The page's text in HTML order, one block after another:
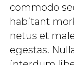
commodo
habitant
netus et
egestas.